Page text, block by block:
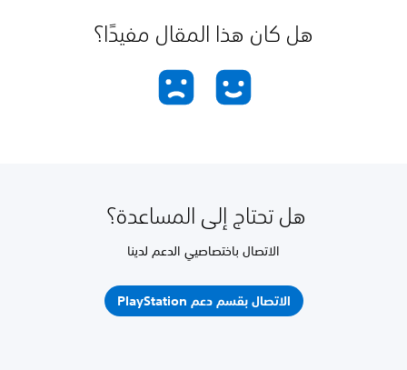
هل كان هذا المقال مفيدًا؟
هل تحتاج إلى المساعدة؟
الاتصال باختصاصيي الدعم لدينا
الاتصال بقسم دعم PlayStation